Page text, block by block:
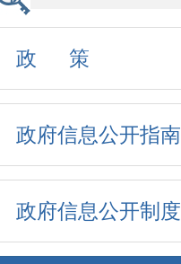
政 策
政府信息公开指南
政府信息公开制度